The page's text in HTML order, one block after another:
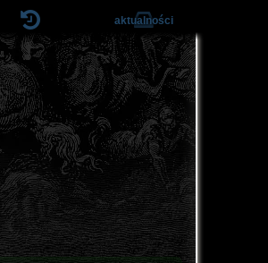
aktualności